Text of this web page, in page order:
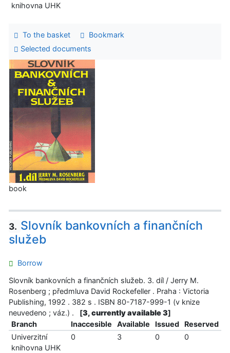
knihovna UHK
To the basket
Bookmark
Selected documents
book
3. Slovník bankovních a finančních
služeb
Borrow
Slovník bankovních a finančních služeb. 3. díl / Jerry M.
Rosenberg ; předmluva David Rockefeller . Praha : Victoria
Publishing, 1992 . 382 s . ISBN 80-7187-999-1 (v knize
neuvedeno ; váz.) .
[3, currently available 3]
Branch
Inaccesible Available Issued
Reserved
Univerzitní
knihovna UHK
0 3 0 0